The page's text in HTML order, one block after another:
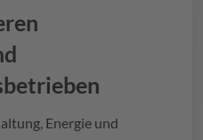
Energie und